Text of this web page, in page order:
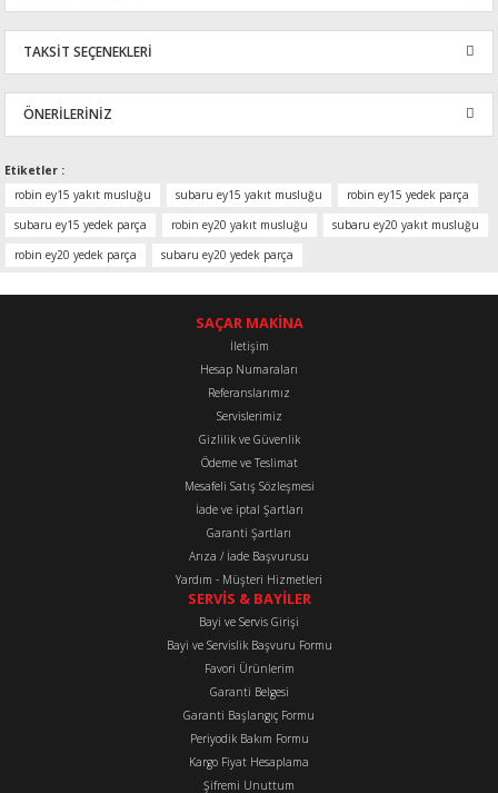
Bu ürüne ilk yorumu siz yapın!
TAKSİT SEÇENEKLERİ
ÖNERİLERİNİZ
Bu ürünün fiyat bilgisi, resim, ürün açıklamalarında ve diğer
konularda yetersiz gördüğünüz noktaları öneri formunu kullanarak
tarafımıza iletebilirsiniz.
Görüş ve önerileriniz için teşekkür ederiz.
Ürün açıklamasında eksik bilgiler bulunuyor.
Ürün bilgilerinde hatalar bulunuyor.
Ürün fiyatı diğer sitelerden daha pahalı.
Bu ürüne benzer farklı alternatifler olmalı.
Gönder
Etiketler :
robin ey15 yakıt musluğu
subaru ey15 yakıt musluğu
robin ey15 yedek parça
subaru ey15 yedek parça
robin ey20 yakıt musluğu
subaru ey20 yakıt musluğu
robin ey20 yedek parça
subaru ey20 yedek parça
SAÇAR MAKİNA
İletişim
Hesap Numaraları
Referanslarımız
Servislerimiz
Gizlilik ve Güvenlik
Ödeme ve Teslimat
Mesafeli Satış Sözleşmesi
İade ve iptal Şartları
Garanti Şartları
Arıza / İade Başvurusu
Yardım - Müşteri Hizmetleri
SERVİS & BAYİLER
Bayi ve Servis Girişi
Bayi ve Servislik Başvuru Formu
Favori Ürünlerim
Garanti Belgesi
Garanti Başlangıç Formu
Periyodik Bakım Formu
Kargo Fiyat Hesaplama
Şifremi Unuttum